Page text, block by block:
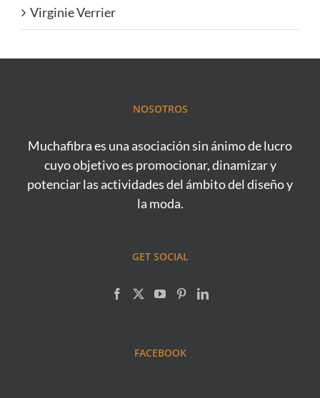
Virginie Verrier
NOSOTROS
Muchafibra es una asociación sin ánimo de lucro
cuyo objetivo es promocionar, dinamizar y
potenciar las actividades del ámbito del diseño y
la moda.
GET SOCIAL
FACEBOOK